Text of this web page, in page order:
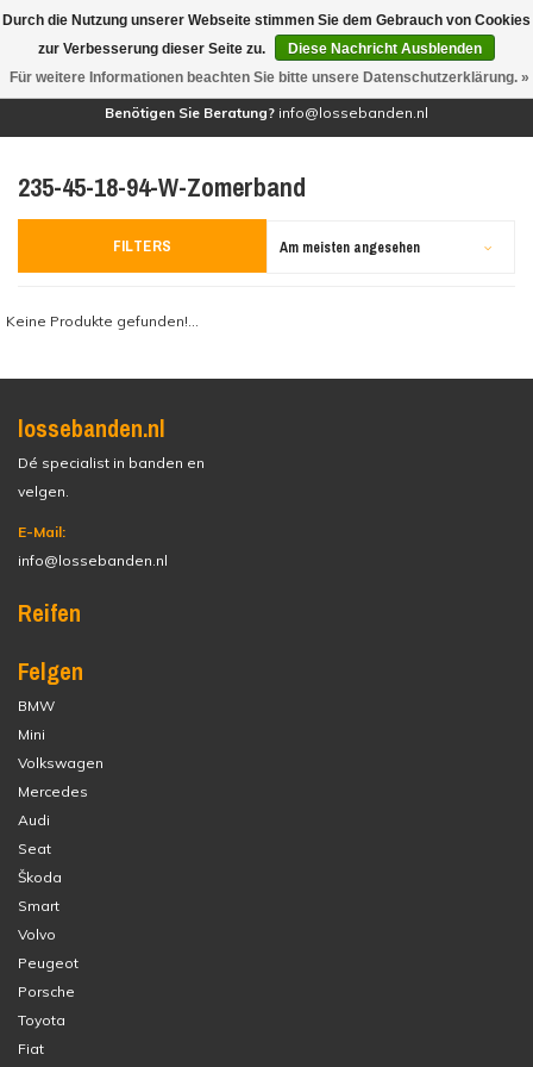
(0)
Benötigen Sie Beratung? info@lossebanden.nl
235-45-18-94-W-Zomerband
FILTERS Am meisten angesehen
Keine Produkte gefunden!...
lossebanden.nl
Dé specialist in banden en
velgen.
E-Mail:
info@lossebanden.nl
Reifen
Felgen
BMW
Mini
Volkswagen
Mercedes
Audi
Seat
Škoda
Smart
Volvo
Peugeot
Porsche
Toyota
Fiat
Durch die Nutzung unserer Webseite stimmen Sie dem Gebrauch von Cookies
zur Verbesserung dieser Seite zu.
Diese Nachricht Ausblenden
Für weitere Informationen beachten Sie bitte unsere Datenschutzerklärung. »